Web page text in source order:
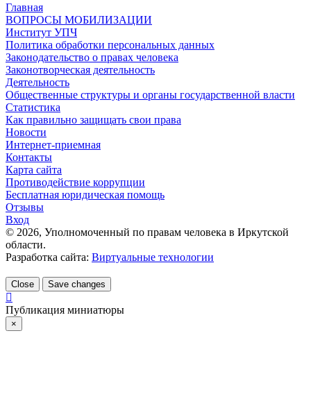
Главная
ВОПРОСЫ МОБИЛИЗАЦИИ
Институт УПЧ
Политика обработки персональных данных
Законодательство о правах человека
Законотворческая деятельность
Деятельность
Общественные структуры и органы государственной власти
Статистика
Как правильно защищать свои права
Новости
Интернет-приемная
Контакты
Карта сайта
Противодействие коррупции
Бесплатная юридическая помощь
Отзывы
Вход
© 2026, Уполномоченный по правам человека в Иркутской
области.
Разработка сайта: Виртуальные технологии
Close Save changes
Публикация миниатюры
×